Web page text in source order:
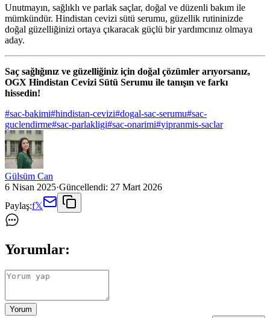
Unutmayın, sağlıklı ve parlak saçlar, doğal ve düzenli bakım ile
mümkündür. Hindistan cevizi sütü serumu, güzellik rutininizde
doğal güzelliğinizi ortaya çıkaracak güçlü bir yardımcınız olmaya
aday.
Saç sağlığınız ve güzelliğiniz için doğal çözümler arıyorsanız,
OGX Hindistan Cevizi Sütü Serumu ile tanışın ve farkı
hissedin!
#sac-bakimi#hindistan-cevizi#dogal-sac-serumu#sac-
guclendirme#sac-parlakligi#sac-onarimi#yipranmis-saclar
Gülsüm Can
6 Nisan 2025·Güncellendi: 27 Mart 2026
Paylaş:f𝕏
Yorumlar:
Yorum